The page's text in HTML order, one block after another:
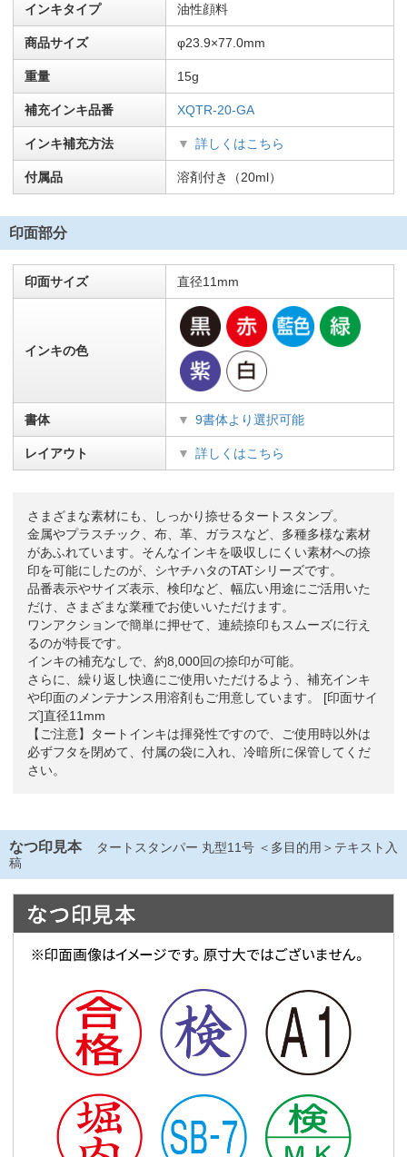
インキタイプ 油性顔料
商品サイズ φ23.9×77.0mm
重量 15g
補充インキ品番 XQTR-20-GA
インキ補充方法 詳しくはこちら
付属品 溶剤付き（20ml）
印面部分
印面サイズ 直径11mm
インキの色
書体 9書体より選択可能
レイアウト 詳しくはこちら
さまざまな素材にも、しっかり捺せるタートスタンプ。
金属やプラスチック、布、革、ガラスなど、多種多様な素材
があふれています。そんなインキを吸収しにくい素材への捺
印を可能にしたのが、シヤチハタのTATシリーズです。
品番表示やサイズ表示、検印など、幅広い用途にご活用いた
だけ、さまざまな業種でお使いいただけます。
ワンアクションで簡単に押せて、連続捺印もスムーズに行え
るのが特長です。
インキの補充なしで、約8,000回の捺印が可能。
さらに、繰り返し快適にご使用いただけるよう、補充インキ
や印面のメンテナンス用溶剤もご用意しています。 [印面サイ
ズ]直径11mm
【ご注意】タートインキは揮発性ですので、ご使用時以外は
必ずフタを閉めて、付属の袋に入れ、冷暗所に保管してくだ
さい。
なつ印見本
タートスタンパー 丸型11号 ＜多目的用＞テキスト入
稿